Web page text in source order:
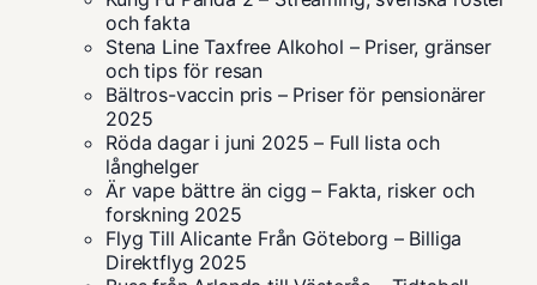
och fakta
Stena Line Taxfree Alkohol – Priser, gränser
och tips för resan
Bältros-vaccin pris – Priser för pensionärer
2025
Röda dagar i juni 2025 – Full lista och
långhelger
Är vape bättre än cigg – Fakta, risker och
forskning 2025
Flyg Till Alicante Från Göteborg – Billiga
Direktflyg 2025